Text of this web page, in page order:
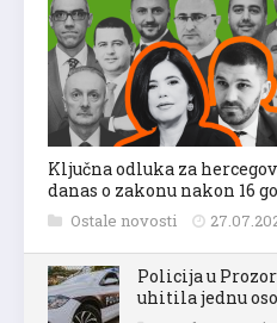
Ključna odluka za
danas o zakonu nakon 16
Ostale novosti
Policija u
uhitila jednu